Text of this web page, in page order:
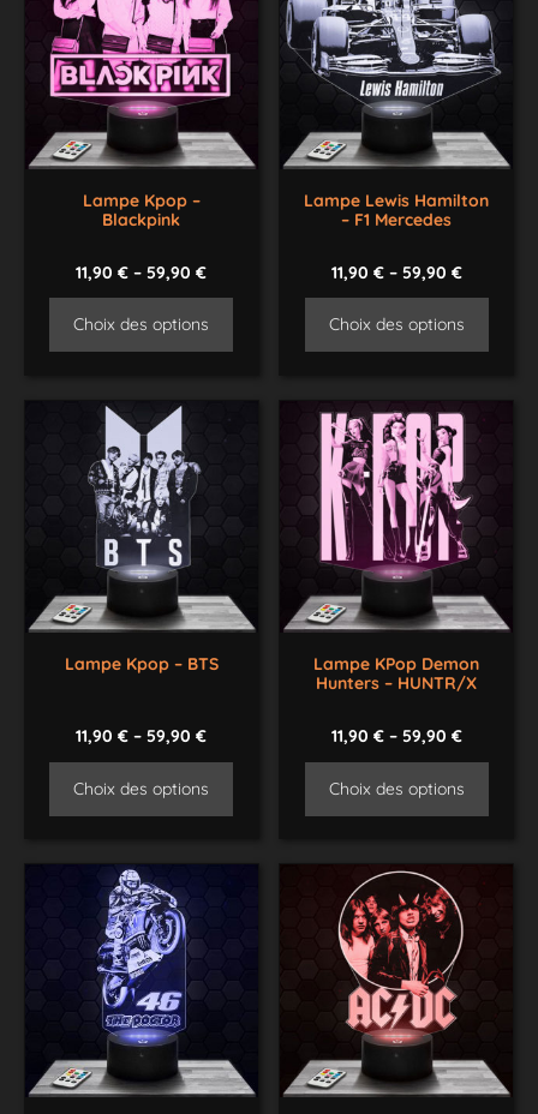
Lampe Kpop –
Blackpink
11,90€ –59,90€
Choix des options
Lampe Lewis Hamilton
– F1 Mercedes
11,90 €– 59,90 €
Choix des options
Lampe Kpop – BTS
11,90€ –59,90€
Choix des options
Lampe KPop Demon
Hunters – HUNTR/X
11,90 €– 59,90 €
Choix des options